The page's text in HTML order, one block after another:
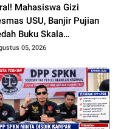
Mahasiswa Gizi
USU, Banjir Pujian
Buku Skala
dari 70 Ribu
05, 2026